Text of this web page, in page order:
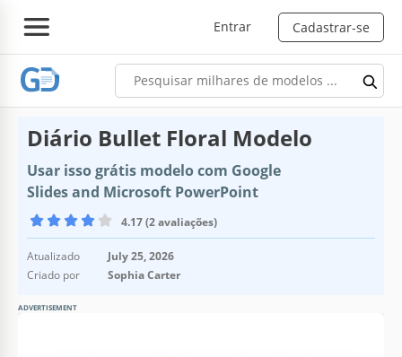
Entrar Cadastrar-se
Diário Bullet Floral Modelo
Usar isso grátis modelo com Google
Slides and Microsoft PowerPoint
4.17 (2 avaliações)
Atualizado
July 25, 2026
Criado por
Sophia Carter
ADVERTISEMENT